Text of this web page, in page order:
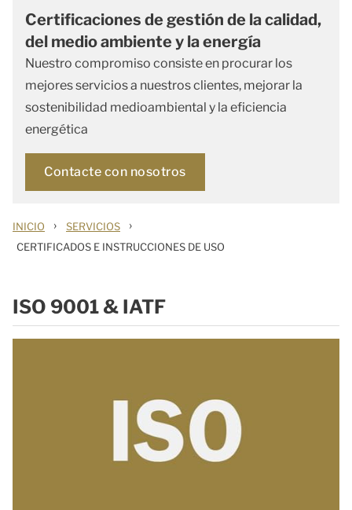
Certificaciones de gestión de la calidad,
del medio ambiente y la energía
Nuestro compromiso consiste en procurar los
mejores servicios a nuestros clientes, mejorar la
sostenibilidad medioambiental y la eficiencia
energética
Contacte con nosotros
INICIO › SERVICIOS ›
CERTIFICADOS E INSTRUCCIONES DE USO
ISO 9001 & IATF